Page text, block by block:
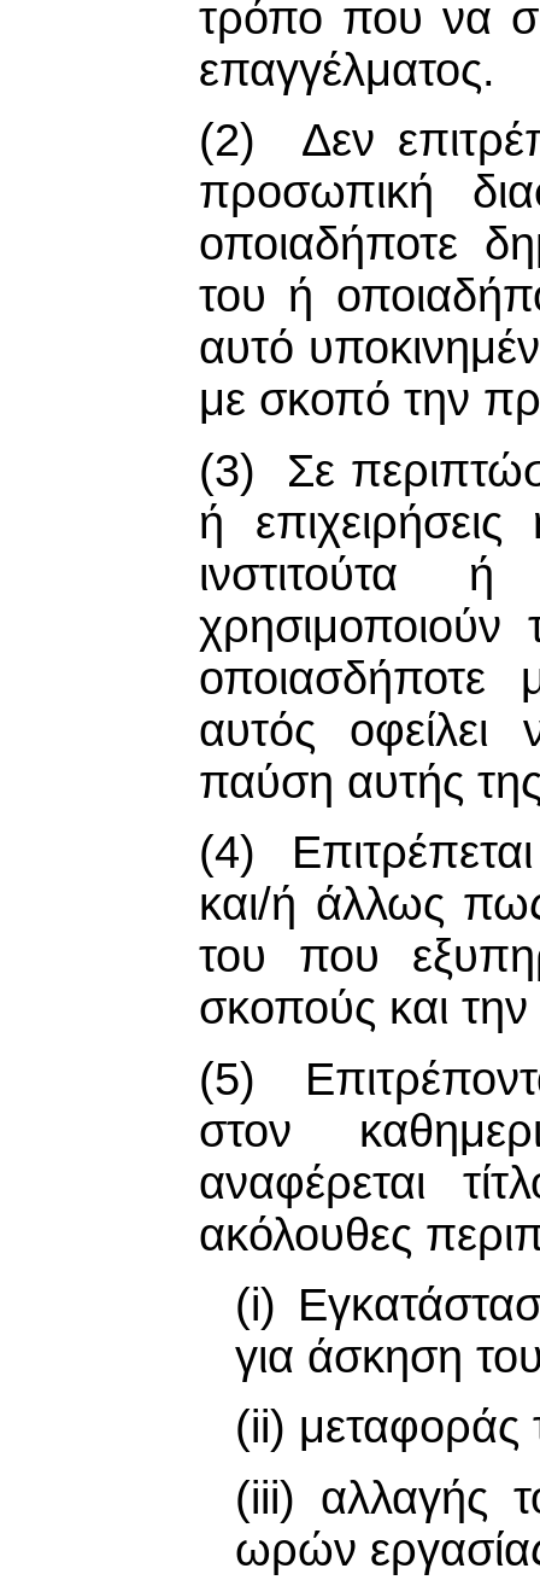
τρόπο που να
επαγγέλματος.
(2) Δεν
προσωπική
οποιαδήποτε
του ή
αυτό
με σκοπό την
(3) Σε
ή
ινστιτούτα
οποιασδήποτε
αυτός οφείλει
παύση αυτής
(4)
και/ή άλλως
του που
σκοπούς και
(5)
στον
αναφέρεται
ακόλουθες
(i)
για άσκηση
(ii) μεταφοράς
(iii) αλλαγής
ωρών